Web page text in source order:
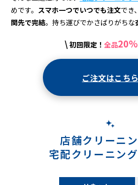
ー
めです。 スマホ一つでいつでも注文でき
関先で完結。持ち運びでかさばりがちな
\ 初回限定！ 全品20%
ご注文はこちら
店舗クリーニン
宅配クリーニン